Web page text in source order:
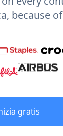
because
gratis